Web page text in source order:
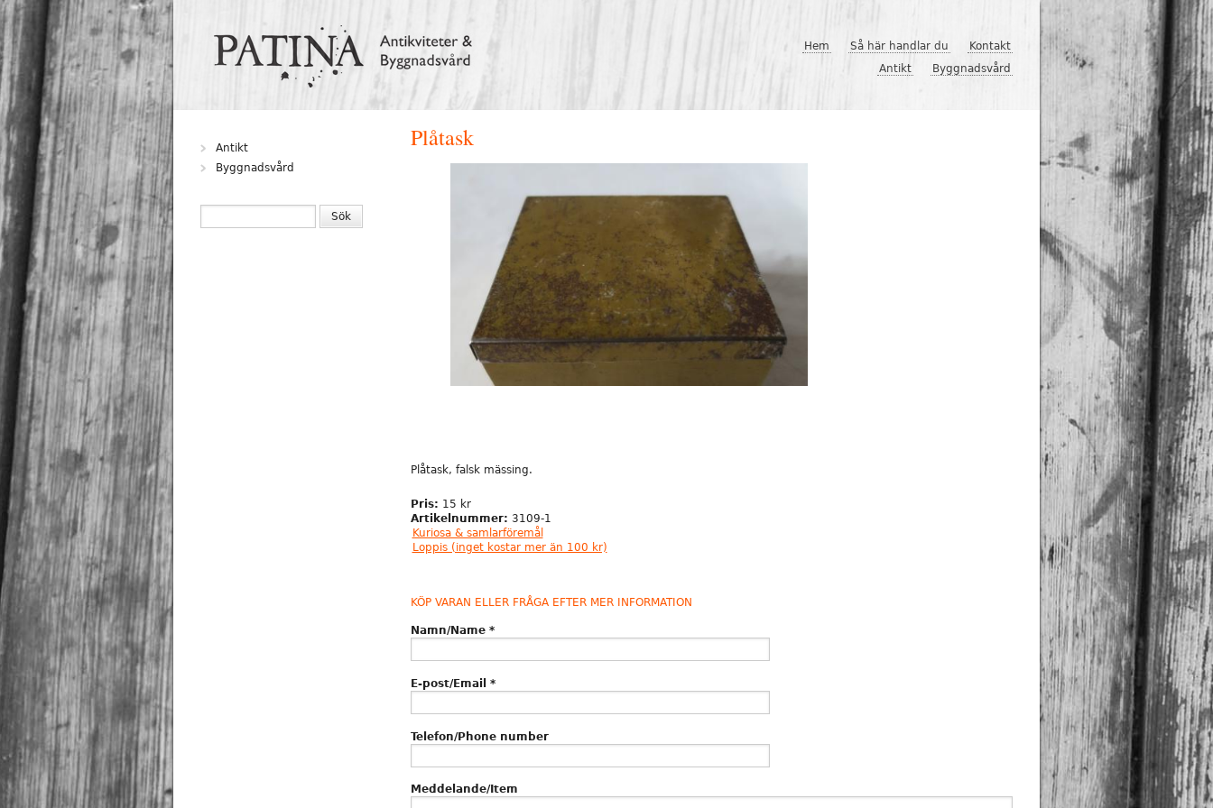
Hoppa till huvudinnehåll
Hem Så här handlar du
Kontakt
Antikt
Byggnadsvård
Plåtask
Plåtask, falsk mässing.
Pris: 15 kr
Artikelnummer: 3109-1
Kuriosa & samlarföremål
Loppis (inget kostar mer än 100 kr)
KÖP VARAN ELLER FRÅGA EFTER MER INFORMATION
Namn/Name *
E-post/Email *
Telefon/Phone number
Meddelande/Item
Antikt
Byggnadsvård